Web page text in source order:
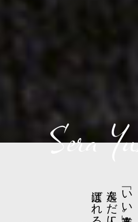
Sera
「いい人」卒業。
選んだ人に
選ばれる婚活